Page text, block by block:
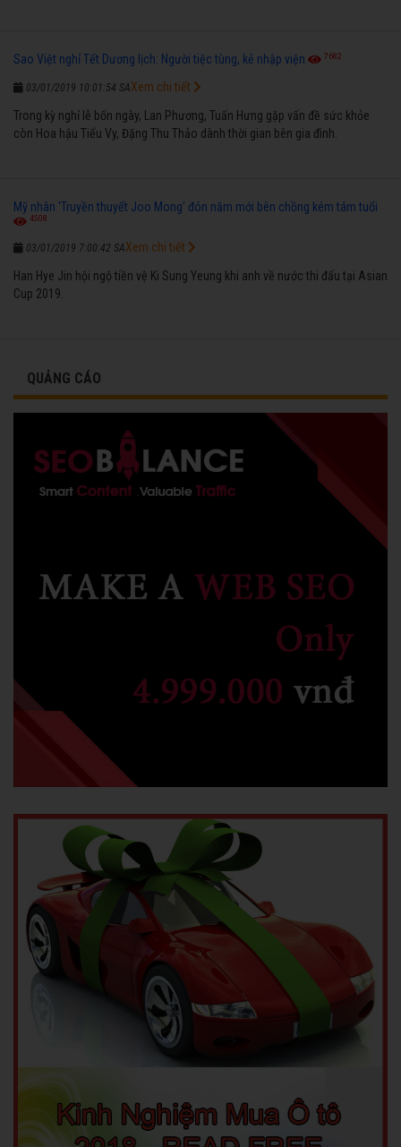
Sao Việt nghỉ Tết Dương lịch: Người tiệc tùng, kẻ nhập viện 7682
03/01/2019 10:01:54 SA
Trong kỳ nghỉ lễ bốn ngày, Lan Phương, Tuấn Hưng gặp vấn đề sức khỏe
còn Hoa hậu Tiểu Vy, Đặng Thu Thảo dành thời gian bên gia đình.
Xem chi tiết
Mỹ nhân 'Truyền thuyết Joo Mong' đón năm mới bên chồng kém tám tuổi
4508
03/01/2019 7:00:42 SA
Han Hye Jin hội ngộ tiền vệ Ki Sung Yeung khi anh về nước thi đấu tại Asian
Cup 2019.
Xem chi tiết
QUẢNG CÁO